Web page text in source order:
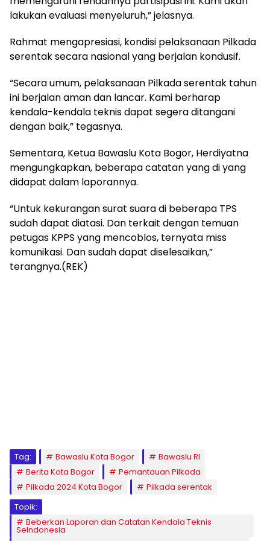
lakukan evaluasi menyeluruh,” jelasnya.
Rahmat mengapresiasi, kondisi pelaksanaan Pilkada
serentak secara nasional yang berjalan kondusif.
“Secara umum, pelaksanaan Pilkada serentak tahun
ini berjalan aman dan lancar. Kami berharap
kendala-kendala teknis dapat segera ditangani
dengan baik,” tegasnya.
Sementara, Ketua Bawaslu Kota Bogor, Herdiyatna
mengungkapkan, beberapa catatan yang di yang
didapat dalam laporannya.
“Untuk kekurangan surat suara di beberapa TPS
sudah dapat diatasi. Dan terkait dengan temuan
petugas KPPS yang mencoblos, ternyata miss
komunikasi. Dan sudah dapat diselesaikan,”
terangnya.(REK)
Tag: Bawaslu Kota Bogor
Bawaslu RI
Berita Kota Bogor
Pemantauan Pilkada
Pilkada 2024 Kota Bogor
Pilkada serentak
Topik:
Beberkan Laporan dan Catatan Kendala Teknis
SeIndonesia